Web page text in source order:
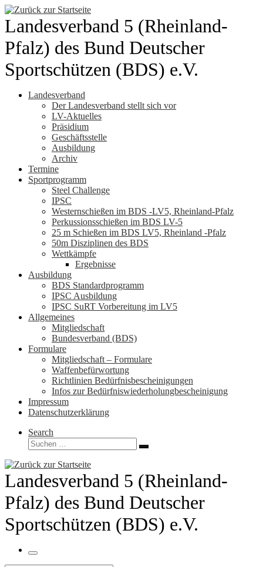
Zum
Inhalt
springen
Landesverband 5 (Rheinland-
Pfalz) des Bund Deutscher
Sportschützen (BDS) e.V.
Landesverband
Der Landesverband stellt sich vor
LV-Aktuelles
Präsidium
Geschäftsstelle
Ausbildung
Archiv
Termine
Sportprogramm
Steel Challenge
IPSC
Westernschießen im BDS -LV5, Rheinland-Pfalz
Perkussionsschießen im BDS LV-5
25 m Schießen im BDS LV5, Rheinland -Pfalz
50m Disziplinen des BDS
Wettkämpfe
Ergebnisse
Ausbildung
BDS Standardprogramm
IPSC Ausbildung
IPSC SuRT Vorbereitung im LV5
Allgemeines
Mitgliedschaft
Bundesverband (BDS)
Formulare
Mitgliedschaft – Formulare
Waffenbefürwortung
Richtlinien Bedürfnisbescheinigungen
Infos zur Bedürfniswiederholungbescheinigung
Impressum
Datenschutzerklärung
Search
Suche
Suchen …
Landesverband 5 (Rheinland-
Pfalz) des Bund Deutscher
Sportschützen (BDS) e.V.
Menü